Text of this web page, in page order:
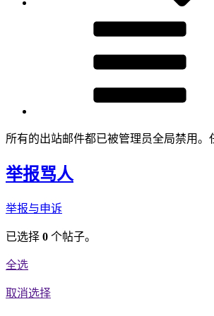
所有的出站邮件都已被管理员全局禁用。
举报骂人
举报与申诉
已选择 0 个帖子。
全选
取消选择